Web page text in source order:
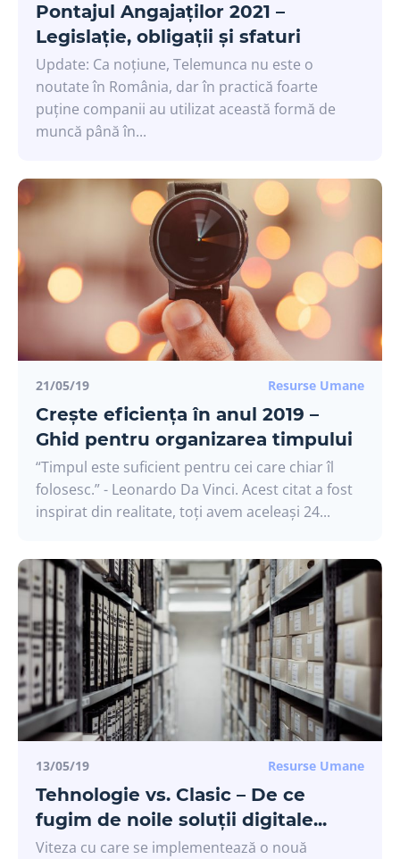
Pontajul Angajaților 2021 –
Legislație, obligații și sfaturi
Update: Ca noțiune, Telemunca nu este o
noutate în România, dar în practică foarte
puține companii au utilizat această formă de
muncă până în...
21/05/19 Resurse Umane
Crește eficiența în anul 2019 –
Ghid pentru organizarea timpului
“Timpul este suficient pentru cei care chiar îl
folosesc.” - Leonardo Da Vinci. Acest citat a fost
inspirat din realitate, toți avem aceleași 24...
13/05/19 Resurse Umane
Tehnologie vs. Clasic – De ce
fugim de noile soluții digitale...
Viteza cu care se implementează o nouă